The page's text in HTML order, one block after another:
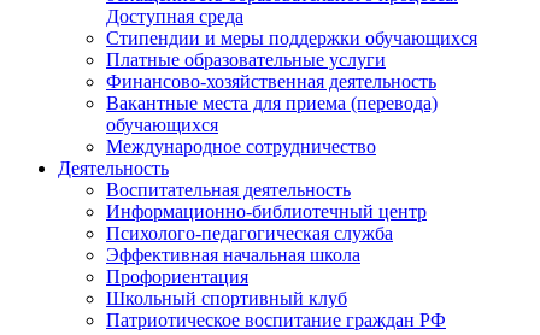
Доступная среда
Стипендии и меры поддержки обучающихся
Платные образовательные услуги
Финансово-хозяйственная деятельность
Вакантные места для приема (перевода)
обучающихся
Международное сотрудничество
Деятельность
Воспитательная деятельность
Информационно-библиотечный центр
Психолого-педагогическая служба
Эффективная начальная школа
Профориентация
Школьный спортивный клуб
Патриотическое воспитание граждан РФ